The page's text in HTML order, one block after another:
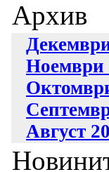
Архив
Ноември
Август